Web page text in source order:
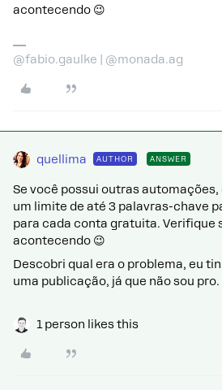
acontecendo 😉
@fabio.gaulke | @monada.ag
quellima AUTHOR ANSWER
Se você possui outras
um limite de até 3 palavras-chave
para cada conta gratuita. Verifique
acontecendo 😉
Descobri qual era o problema, eu
uma publicação, já que não sou
1 person likes this